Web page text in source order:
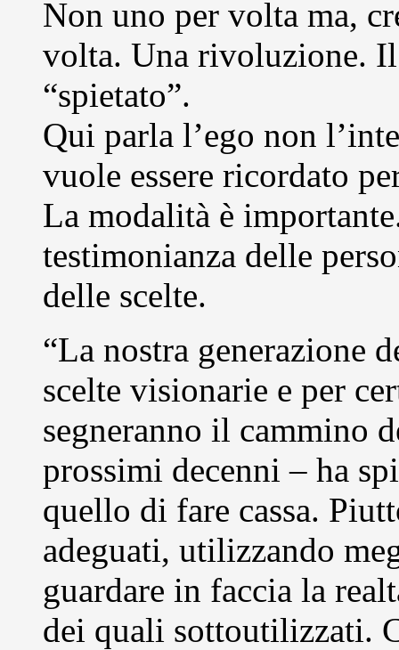
Non uno per volta ma,
volta. Una rivoluzione.
“spietato”.
Qui parla l’ego non
vuole essere ricordato
La modalità è
testimonianza delle
delle scelte.
“La nostra generazione
scelte visionarie e per
segneranno il cammino
prossimi decenni – ha
quello di fare cassa.
adeguati, utilizzando
guardare in faccia la
dei quali sottoutilizzati.